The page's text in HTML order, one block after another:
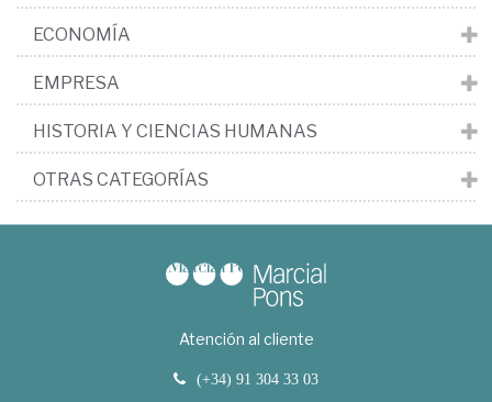
ECONOMÍA
EMPRESA
HISTORIA Y CIENCIAS HUMANAS
OTRAS CATEGORÍAS
Atención al cliente
(+34) 91 304 33 03